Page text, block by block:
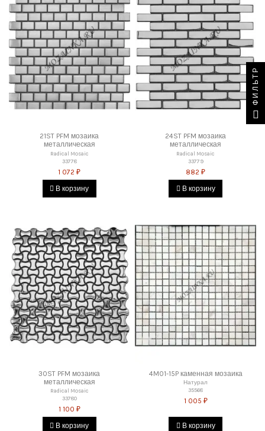
21ST PFM мозаика
металлическая
Radical Mosaic
33778
1 072 ₽
В корзину
24ST PFM мозаика
металлическая
Radical Mosaic
33779
882 ₽
В корзину
30ST PFM мозаика
металлическая
Radical Mosaic
33780
1 100 ₽
В корзину
4M01-15P каменная мозаика
Натурал
35568
1 005 ₽
В корзину
ФИЛЬТР